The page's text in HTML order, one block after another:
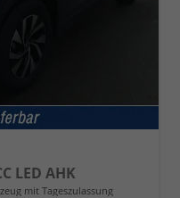
LED AHK
mit Tageszulassung